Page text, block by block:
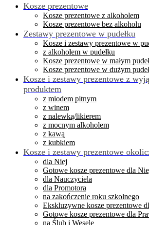
Kosze prezentowe
Kosze prezentowe z alkoholem
Kosze prezentowe bez alkoholu
Zestawy prezentowe w pudełku
Kosze i zestawy prezentowe w
z alkoholem w pudełku
Kosze prezentowe w małym
Kosze prezentowe w dużym
Kosze i zestawy prezentowe z
produktem
z miodem pitnym
z winem
z nalewką/likierem
z mocnym alkoholem
z kawą
z kubkiem
Kosze i zestawy prezentowe
dla Niej
Gotowe kosze prezentowe dla
dla Nauczyciela
dla Promotora
na zakończenie roku szkolnego
Ekskluzywne kosze prezentowe
Gotowe kosze prezentowe dla
na Ślub i Wesele